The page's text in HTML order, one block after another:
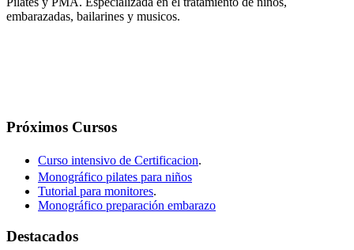
embarazadas, bailarines y musicos.
Próximos Cursos
Curso intensivo de Certificacion.
Monográfico pilates para niños
Tutorial para monitores.
Monográfico preparación embarazo
Destacados